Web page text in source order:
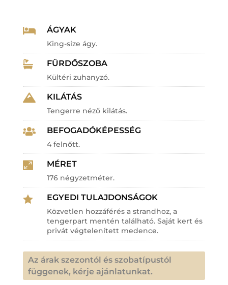
 ÁGYAK
King-size ágy.
 FÜRDŐSZOBA
Kültéri zuhanyzó.
 KILÁTÁS
Tengerre néző kilátás.
 BEFOGADÓKÉPESSÉG
4 felnőtt.
 MÉRET
176 négyzetméter.
 EGYEDI TULAJDONSÁGOK
Közvetlen hozzáférés a strandhoz, a
tengerpart mentén található. Saját kert és
privát végtelenített medence.
Az árak szezontól és szobatípustól
függenek, kérje ajánlatunkat.